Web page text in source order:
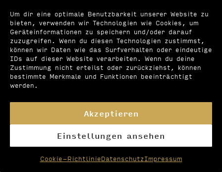
Um dir eine optimale Benutzbarkeit unserer Website zu
bieten, verwenden wir Technologien wie Cookies, um
Geräteinformationen zu speichern und/oder darauf
zuzugreifen. Wenn du diesen Technologien zustimmst,
können wir Daten wie das Surfverhalten oder eindeutige
IDs auf dieser Website verarbeiten. Wenn du deine
Zustimmung nicht erteilst oder zurückziehst, können
bestimmte Merkmale und Funktionen beeinträchtigt
werden.
Akzeptieren
Einstellungen ansehen
Cookie-RichtlinieDatenschutzImpressum
Ihre Aufgaben:
In Ihrer neuen Rolle
übernehmen Sie die
Verantwortung für die
globalen Supply-Chain-
zugekaufte
Marktprodukte, die
Boehringers
Prüfpräparate (IMPs) in
nationalen und